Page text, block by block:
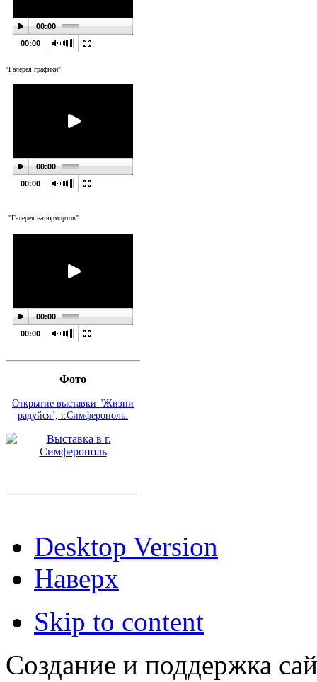
00:00
00:00
"Галерея графики"
00:00
00:00
"Галерея натюрмортов"
00:00
00:00
Фото
Открытие выставки "Жизни
радуйся", г.Симферополь.
Desktop Version
Наверх
Skip to content
Создание и поддержка